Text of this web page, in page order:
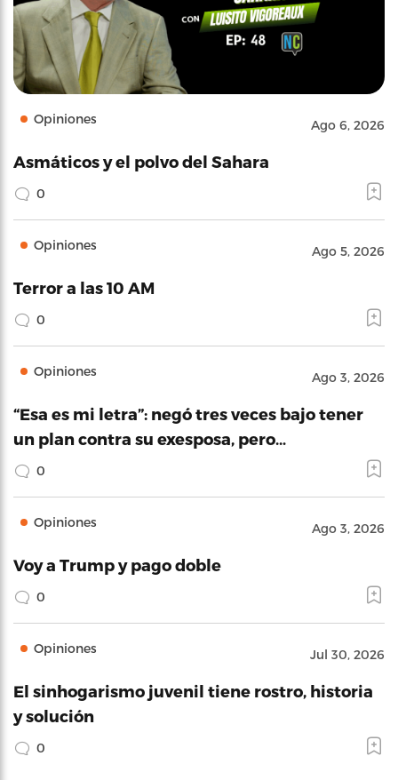
Opiniones Ago 6, 2026
Asmáticos y el polvo del Sahara
0
Opiniones Ago 5, 2026
Terror a las 10 AM
0
Opiniones Ago 3, 2026
“Esa es mi letra”: negó tres veces bajo tener
un plan contra su exesposa, pero…
0
Opiniones Ago 3, 2026
Voy a Trump y pago doble
0
Opiniones Jul 30, 2026
El sinhogarismo juvenil tiene rostro, historia
y solución
0